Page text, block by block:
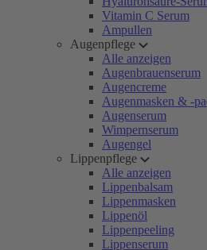
Vitamin C Serum
Ampullen
Augenpflege
Alle anzeigen
Augenbrauenserum
Augencreme
Augenmasken & -
Augenserum
Wimpernserum
Augengel
Lippenpflege
Alle anzeigen
Lippenbalsam
Lippenmasken
Lippenöl
Lippenpeeling
Lippenserum